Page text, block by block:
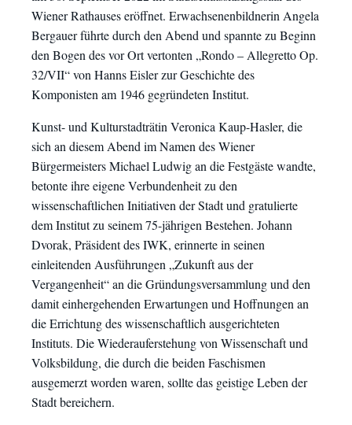
Wiener Rathauses eröffnet. Erwachsenenbildnerin Angela
Bergauer führte durch den Abend und spannte zu Beginn
den Bogen des vor Ort vertonten „Rondo – Allegretto Op.
32/VII“ von Hanns Eisler zur Geschichte des
Komponisten am 1946 gegründeten Institut.
Kunst- und Kulturstadträtin Veronica Kaup-Hasler, die
sich an diesem Abend im Namen des Wiener
Bürgermeisters Michael Ludwig an die Festgäste wandte,
betonte ihre eigene Verbundenheit zu den
wissenschaftlichen Initiativen der Stadt und gratulierte
dem Institut zu seinem 75-jährigen Bestehen. Johann
Dvorak, Präsident des IWK, erinnerte in seinen
einleitenden Ausführungen „Zukunft aus der
Vergangenheit“ an die Gründungsversammlung und den
damit einhergehenden Erwartungen und Hoffnungen an
die Errichtung des wissenschaftlich ausgerichteten
Instituts. Die Wiederauferstehung von Wissenschaft und
Volksbildung, die durch die beiden Faschismen
ausgemerzt worden waren, sollte das geistige Leben der
Stadt bereichern.